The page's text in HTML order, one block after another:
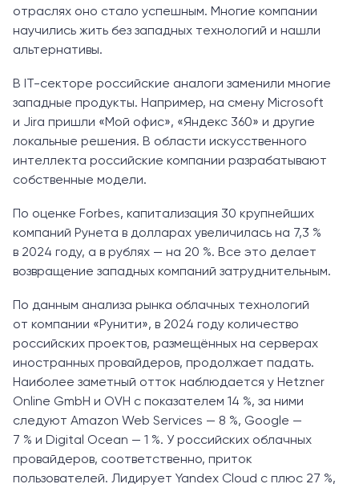
отраслях оно стало успешным. Многие компании
научились жить без западных технологий и нашли
альтернативы.
В IT-секторе российские аналоги заменили многие
западные продукты. Например, на смену Microsoft
и Jira пришли «Мой офис», «Яндекс 360» и другие
локальные решения. В области искусственного
интеллекта российские компании разрабатывают
собственные модели.
По оценке Forbes, капитализация 30 крупнейших
компаний Рунета в долларах увеличилась на 7,3 %
в 2024 году, а в рублях — на 20 %. Все это делает
возвращение западных компаний затруднительным.
По данным анализа рынка облачных технологий
от компании «Рунити», в 2024 году количество
российских проектов, размещённых на серверах
иностранных провайдеров, продолжает падать.
Наиболее заметный отток наблюдается у Hetzner
Online GmbH и OVH с показателем 14 %, за ними
следуют Amazon Web Services — 8 %, Google —
7 % и Digital Ocean — 1 %. У российских облачных
провайдеров, соответственно, приток
пользователей. Лидирует Yandex Cloud с плюс 27 %,